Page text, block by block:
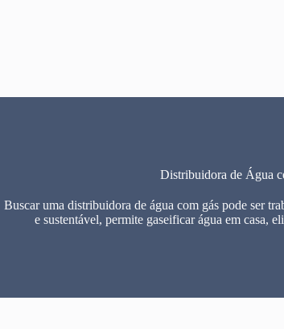
Distribuidora de Água
Buscar uma distribuidora de água com gás pode ser
e sustentável, permite gaseificar água em casa,